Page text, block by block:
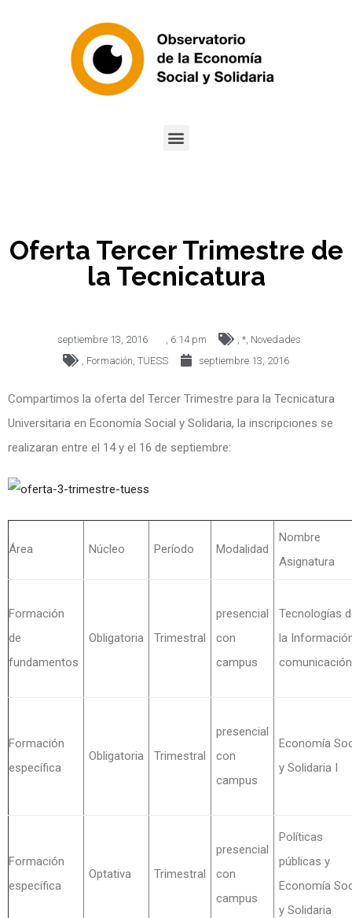
Oferta Tercer Trimestre de
la Tecnicatura
septiembre 13, 2016 6:14 pm * Novedades
Formación TUESS septiembre 13, 2016
Compartimos la oferta del Tercer Trimestre para la Tecnicatura
Universitaria en Economía Social y Solidaria, la inscripciones se
realizaran entre el 14 y el 16 de septiembre:
Área Núcleo Período Modalidad
Nombre
Asignatura
Formación
de
fundamentos
Obligatoria Trimestral
presencial
con
campus
Tecnologías
la
comunicación
Formación
específica
Obligatoria Trimestral
presencial
con
campus
Economía
y Solidaria I
Formación
específica
Optativa Trimestral
presencial
con
campus
Políticas
públicas y
Economía
y Solidaria